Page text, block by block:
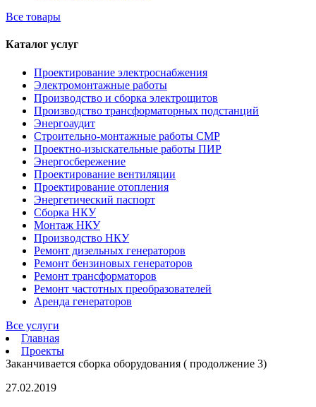
Все товары
Каталог услуг
Проектирование электроснабжения
Электромонтажные работы
Производство и сборка электрощитов
Производство трансформаторных подстанций
Энергоаудит
Строительно-монтажные работы СМР
Проектно-изыскательные работы ПИР
Энергосбережение
Проектирование вентиляции
Проектирование отопления
Энергетический паспорт
Сборка НКУ
Монтаж НКУ
Производство НКУ
Ремонт дизельных генераторов
Ремонт бензиновых генераторов
Ремонт трансформаторов
Ремонт частотных преобразователей
Аренда генераторов
Все услуги
Главная
Проекты
Заканчивается сборка оборудования ( продолжение 3)
27.02.2019